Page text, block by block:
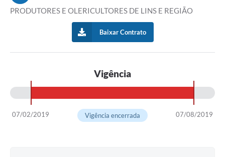
PRODUTORES E OLERICULTORES DE LINS E REGIÃO
Baixar Contrato
Vigência
07/02/2019 07/08/2019
Vigência encerrada